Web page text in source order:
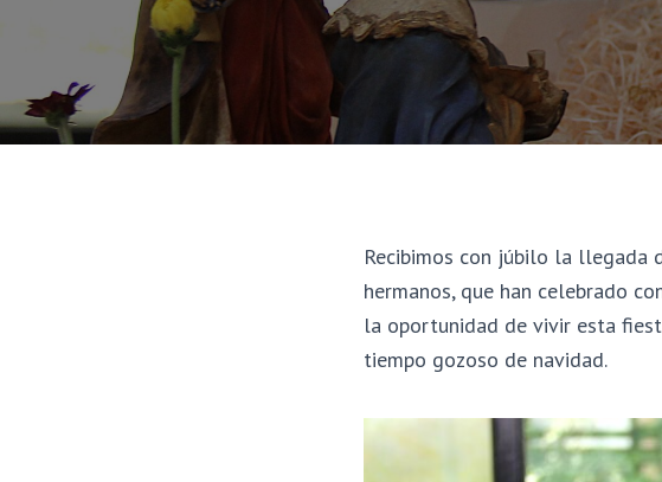
Recibimos con júbilo la llegada
hermanos, que han celebrado
la oportunidad de vivir esta
tiempo gozoso de navidad.